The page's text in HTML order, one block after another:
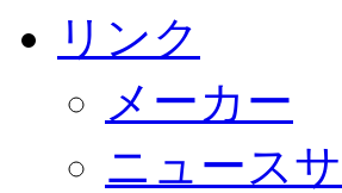
リンク
メーカー
ニュース